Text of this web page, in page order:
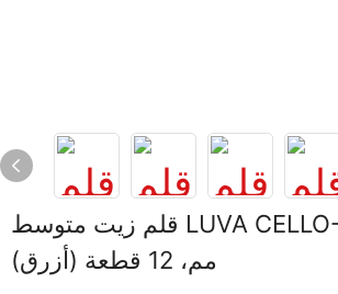
قلم زيت متوسط LUVA CELLO-1169، 0.7
مم، 12 قطعة (أزرق)